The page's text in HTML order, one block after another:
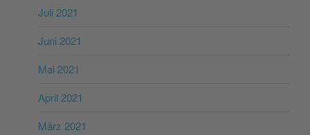
Juli 2021
Juni 2021
Mai 2021
April 2021
März 2021